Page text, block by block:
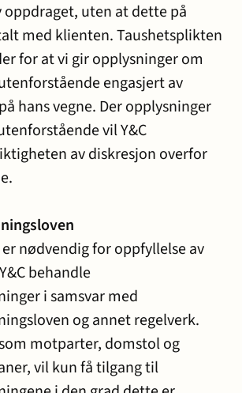
oppdraget, uten at dette på
med klienten. Taushetsplikten
for at vi gir opplysninger om
engasjert av
hans vegne. Der opplysninger
vil Y&C
av diskresjon overfor
nødvendig for oppfyllelse av
behandle
i samsvar med
og annet regelverk.
motparter, domstol og
vil kun få tilgang til